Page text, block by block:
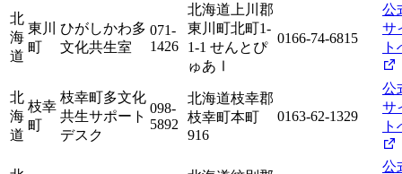
北
海
道
東川
町
ひがしかわ多
文化共生室
071-
1426
北海道上川郡
東川町北町1-
1-1 せんとぴ
ゅあⅠ
0166-74-6815
公
サ
ト
北
海
道
枝幸
町
枝幸町多文化
共生サポート
デスク
098-
5892
北海道枝幸郡
枝幸町本町
916
0163-62-1329
公
サ
ト
公